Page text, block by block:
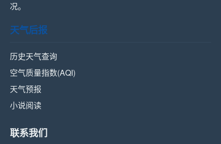
况。
天气后报
历史天气查询
空气质量指数(AQI)
天气预报
小说阅读
联系我们